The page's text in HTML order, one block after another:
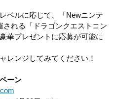
ベルに応じて、「Newニンテ
れる「ドラゴンクエストコン
華プレゼントに応募が可能に
レンジしてみてください！
ーン